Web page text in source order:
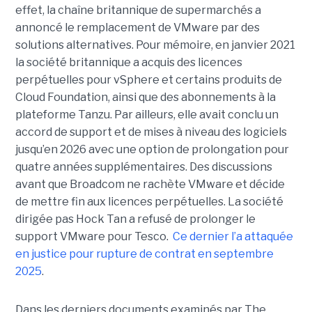
effet, la chaîne britannique de supermarchés a
annoncé le remplacement de VMware par des
solutions alternatives. Pour mémoire, en janvier 2021
la société britannique a acquis des licences
perpétuelles pour vSphere et certains produits de
Cloud Foundation, ainsi que des abonnements à la
plateforme Tanzu. Par ailleurs, elle avait conclu un
accord de support et de mises à niveau des logiciels
jusqu’en 2026 avec une option de prolongation pour
quatre années supplémentaires. Des discussions
avant que Broadcom ne rachète VMware et décide
de mettre fin aux licences perpétuelles. La société
dirigée pas Hock Tan a refusé de prolonger le
support VMware pour Tesco. Ce dernier l’a attaquée
en justice pour rupture de contrat en septembre
2025.